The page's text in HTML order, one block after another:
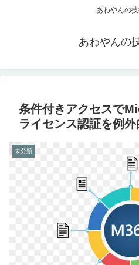
あわやんの
あわやんの
条件付きアクセスで
ライセンス認証を例
未分類